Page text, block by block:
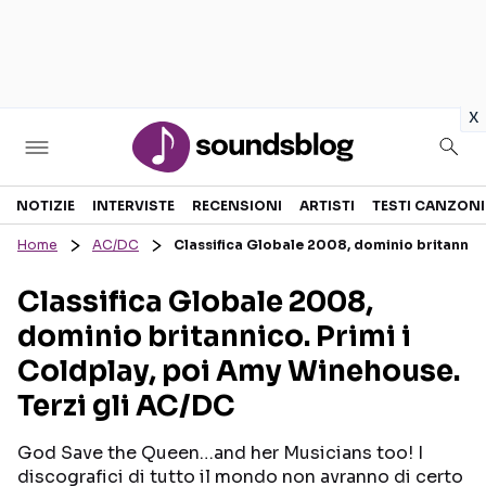
x
Sezioni
RECENSIONI MUSICALI
INTERVISTE
GOSSIP E CURIOSITÀ
TESTI CANZONI
TOUR ED EVENTI
TALENT SHOW
NOTIZIE INTERVISTE RECENSIONI ARTISTI TESTI CANZONI
Home AC/DC Classifica Globale 2008, dominio
Classifica Globale 2008,
dominio britannico. Primi i
Coldplay, poi Amy Winehouse.
Terzi gli AC/DC
God Save the Queen…and her Musicians too! I
discografici di tutto il mondo non avranno di certo